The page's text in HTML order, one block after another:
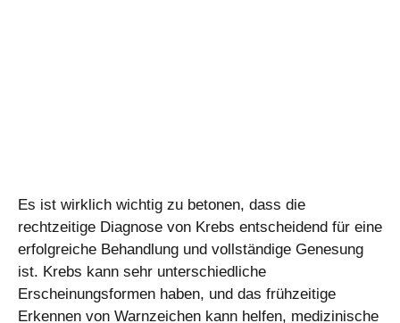
Es ist wirklich wichtig zu betonen, dass die
rechtzeitige Diagnose von Krebs entscheidend für eine
erfolgreiche Behandlung und vollständige Genesung
ist. Krebs kann sehr unterschiedliche
Erscheinungsformen haben, und das frühzeitige
Erkennen von Warnzeichen kann helfen, medizinische